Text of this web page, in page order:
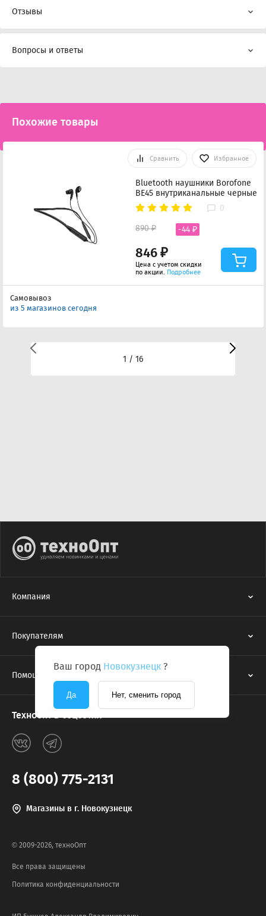
Отзывы
Вопросы и ответы
Похожие товары
Сравнить Избранное
Bluetooth наушники Borofone
BE45 внутриканальные черные
0
846 ₽
890 ₽ -44 ₽
Цена с учетом скидки
по акции. Подробнее
Самовывоз
из 5 магазинов сегодня
1 / 16
Ваш город Новокузнецк ?
Да Нет, сменить город
Компания
Покупателям
Помощь
Техноопт в соцсетях
8 (800) 775-2131
Магазины в г. Новокузнецк
© 2009-2026, техноОпт
Все права защищены
Политика конфиденциальности